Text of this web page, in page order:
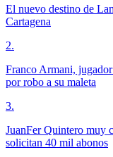
El nuevo destino de
Cartagena
2.
Franco Armani,
por robo a su maleta
3.
JuanFer Quintero muy
solicitan 40 mil abonos